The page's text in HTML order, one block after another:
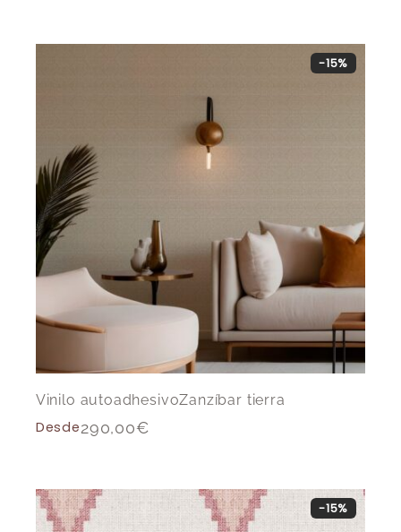
Vinilo autoadhesivoZanzíbar tierra
Desde290,00€
-15%
-15%